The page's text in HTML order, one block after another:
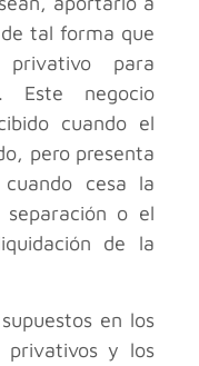
tal forma que
para
Este negocio
cuando el
pero presenta
cesa la
o el
de la
en los
privativos y los